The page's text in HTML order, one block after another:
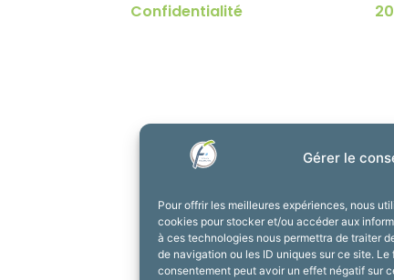
Gérer le
Pour offrir les meilleures expériences, nous
cookies pour stocker et/ou accéder aux
à ces technologies nous permettra de traiter
de navigation ou les ID uniques sur ce site.
consentement peut avoir un effet négatif sur
Confidentialité